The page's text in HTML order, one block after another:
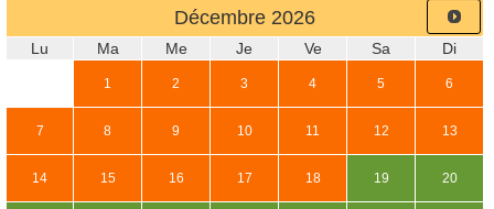
Décembre 2026
Lu Ma Me Je Ve Sa Di
1 2 3 4 5 6
7 8 9 10 11 12 13
14 15 16 17 18 19 20